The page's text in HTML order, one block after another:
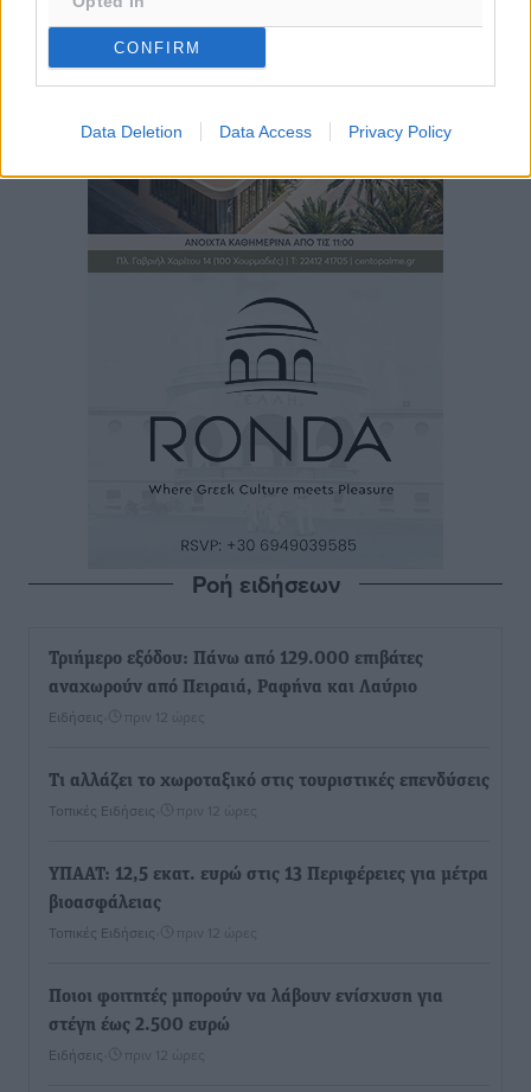
CONFIRM
Data Deletion Data Access Privacy Policy
Ροή ειδήσεων
Τριήμερο εξόδου: Πάνω από 129.000 επιβάτες
αναχωρούν από Πειραιά, Ραφήνα και Λαύριο
Ειδήσεις πριν 12 ώρες
Τι αλλάζει το χωροταξικό στις τουριστικές επενδύσεις
Τοπικές Ειδήσεις πριν 12 ώρες
ΥΠΑΑΤ: 12,5 εκατ. ευρώ στις 13 Περιφέρειες για μέτρα
βιοασφάλειας
Τοπικές Ειδήσεις πριν 12 ώρες
Ποιοι φοιτητές μπορούν να λάβουν ενίσχυση για
στέγη έως 2.500 ευρώ
Ειδήσεις πριν 12 ώρες